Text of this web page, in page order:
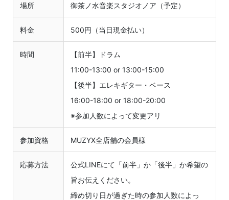
場所 御茶ノ水音楽スタジオノア（予定）
料金 500円（当日現金払い）
時間
【前半】ドラム
11:00-13:00 or 13:00-15:00
【後半】エレキギター・ベース
16:00-18:00 or 18:00-20:00
※参加人数によって変更アリ
参加資格 MUZYX全店舗の会員様
応募方法
公式LINEにて「前半」か「後半」か希望の
旨お伝えください。
締め切り日が過ぎた時の参加人数によっ